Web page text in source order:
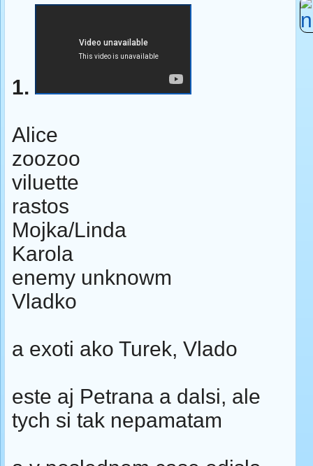
1.
Alice
zoozoo
viluette
rastos
Mojka/Linda
Karola
enemy unknowm
Vladko
a exoti ako Turek, Vlado
este aj Petrana a dalsi, ale
tych si tak nepamatam